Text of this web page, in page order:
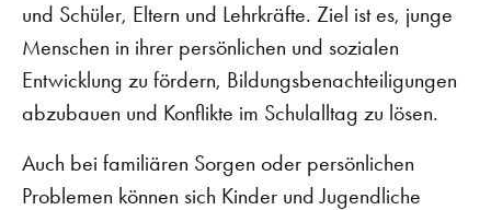
und Schüler, Eltern und Lehrkräfte. Ziel ist es, junge
Menschen in ihrer persönlichen und sozialen
Entwicklung zu fördern, Bildungsbenachteiligungen
abzubauen und Konflikte im Schulalltag zu lösen.
Auch bei familiären Sorgen oder persönlichen
Problemen können sich Kinder und Jugendliche